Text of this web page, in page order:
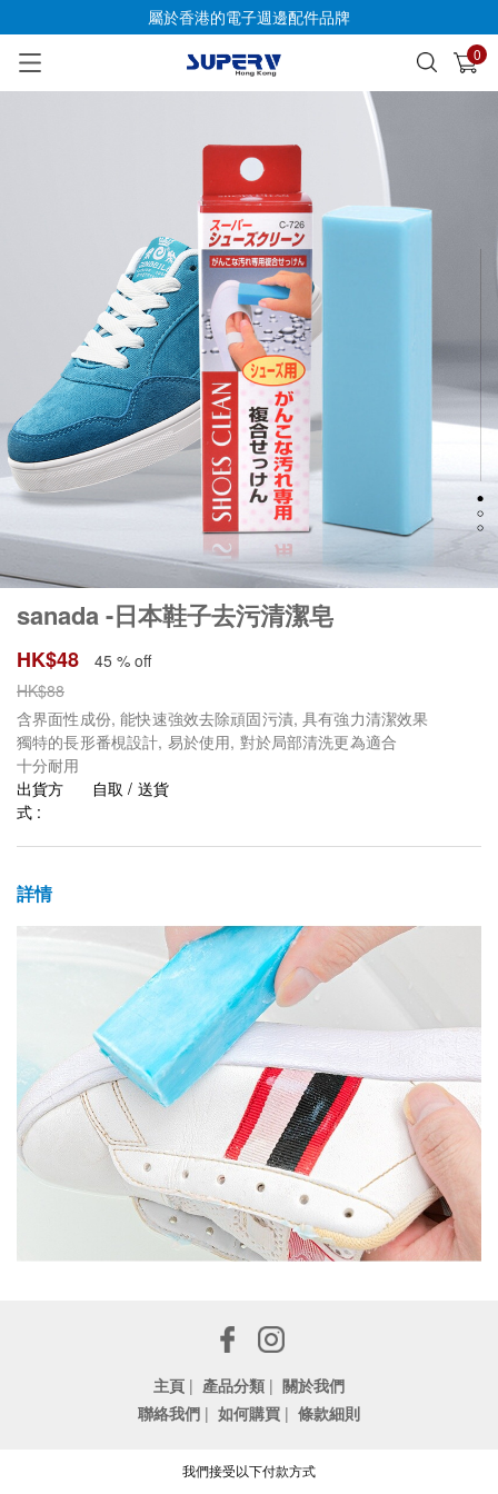
屬於香港的電子週邊配件品牌
0
已加入購物車 查看
sanada -日本鞋子去污清潔皂
HK$48
45 % off
HK$88
含界面性成份, 能快速強效去除頑固污漬, 具有強力清潔效果
獨特的長形番梘設計, 易於使用, 對於局部清洗更為適合
十分耐用
出貨方
式 :
自取 / 送貨
詳情
主頁 | 產品分類 | 關於我們
聯絡我們 | 如何購買 | 條款細則
我們接受以下付款方式